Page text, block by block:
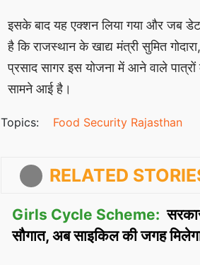
इसके बाद यह एक्शन लिया गया और जब
है कि राजस्थान के खाद्य मंत्री सुमित
प्रसाद सागर इस योजना में आने वाले
सामने आई है।
Topics: Food Security Rajasthan
RELATED
Girls Cycle Scheme:
सौगात, अब साइकिल की जगह